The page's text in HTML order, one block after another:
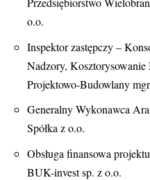
o.o.
Inspektor zastępczy –
Nadzory, Kosztorysowanie
Projektowo-Budowlany
Generalny Wykonawca
Spółka z o.o.
Obsługa finansowa
BUK-invest sp. z o.o.